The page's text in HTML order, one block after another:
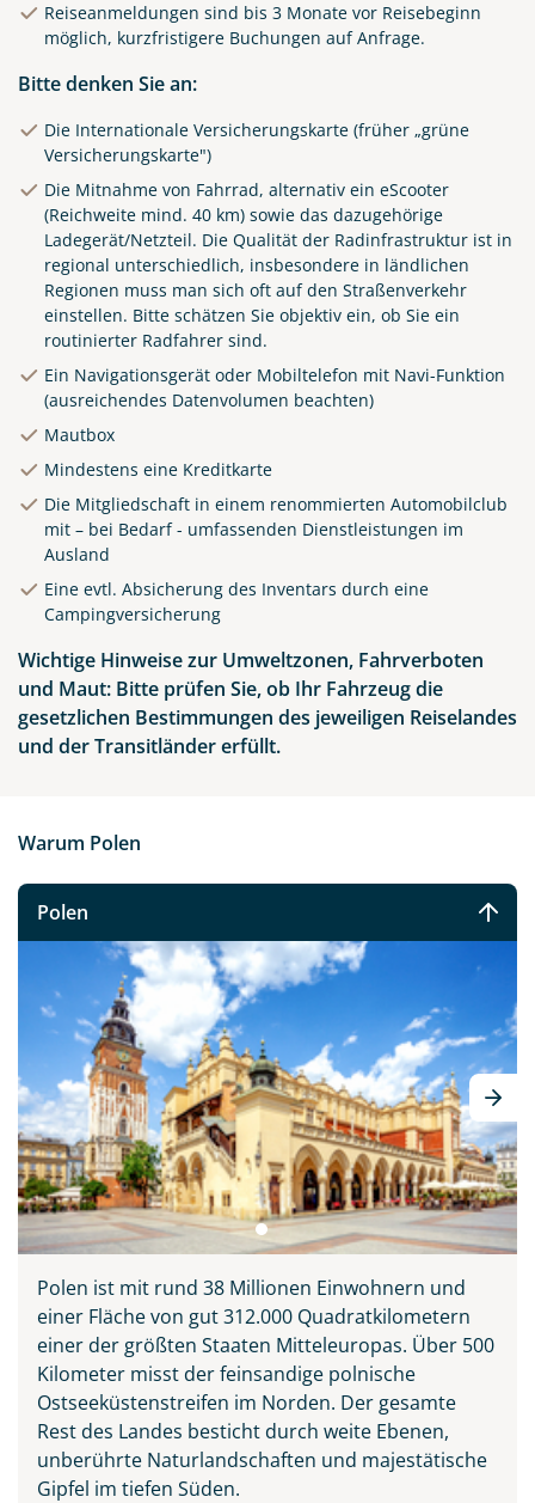
Panorama von Breslau
©dudlajzov - stock.adobe.com
Reiseanmeldungen sind bis 3 Monate vor Reisebeginn
möglich, kurzfristigere Buchungen auf Anfrage.
Bitte denken Sie an:
Die Internationale Versicherungskarte (früher „grüne
Versicherungskarte")
Die Mitnahme von Fahrrad, alternativ ein eScooter
(Reichweite mind. 40 km) sowie das dazugehörige
Ladegerät/Netzteil. Die Qualität der Radinfrastruktur ist in
regional unterschiedlich, insbesondere in ländlichen
Regionen muss man sich oft auf den Straßenverkehr
einstellen. Bitte schätzen Sie objektiv ein, ob Sie ein
routinierter Radfahrer sind.
Ein Navigationsgerät oder Mobiltelefon mit Navi-Funktion
(ausreichendes Datenvolumen beachten)
Mautbox
Mindestens eine Kreditkarte
Die Mitgliedschaft in einem renommierten Automobilclub
mit – bei Bedarf - umfassenden Dienstleistungen im
Ausland
Eine evtl. Absicherung des Inventars durch eine
Campingversicherung
Wichtige Hinweise zur Umweltzonen, Fahrverboten
und Maut: Bitte prüfen Sie, ob Ihr Fahrzeug die
gesetzlichen Bestimmungen des jeweiligen Reiselandes
und der Transitländer erfüllt.
Warum Polen
Polen
Polen ist mit rund 38 Millionen Einwohnern und
einer Fläche von gut 312.000 Quadratkilometern
einer der größten Staaten Mitteleuropas. Über 500
Kilometer misst der feinsandige polnische
Ostseeküstenstreifen im Norden. Der gesamte
Rest des Landes besticht durch weite Ebenen,
unberührte Naturlandschaften und majestätische
Gipfel im tiefen Süden.